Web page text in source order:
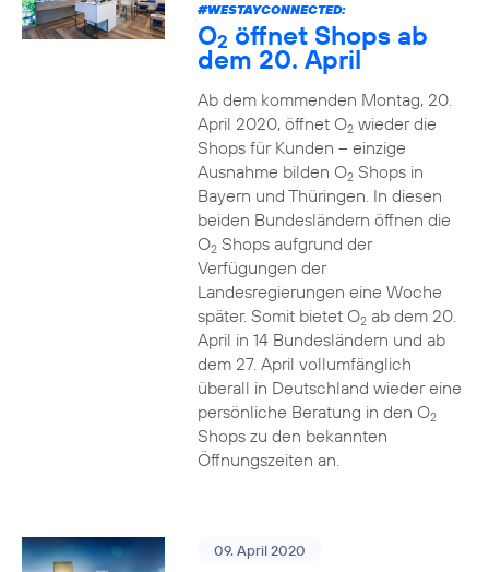
#WESTAYCONNECTED:
O2 öffnet Shops ab
dem 20. April
Ab dem kommenden Montag, 20.
April 2020, öffnet O2wieder die
Shops für Kunden – einzige
Ausnahme bilden O2Shops in
Bayern und Thüringen. In diesen
beiden Bundesländern öffnen die
O2Shops aufgrund der
Verfügungen der
Landesregierungen eine Woche
später. Somit bietet O2ab dem 20.
April in 14 Bundesländern und ab
dem 27. April vollumfänglich
überall in Deutschland wieder eine
persönliche Beratung in den O2
Shops zu den bekannten
Öffnungszeiten an.
09. April 2020